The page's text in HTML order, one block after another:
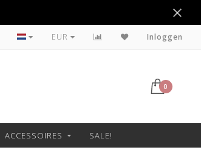
Betaal achteraf met Klarna
EUR Inloggen
0
ACCESSOIRES SALE!